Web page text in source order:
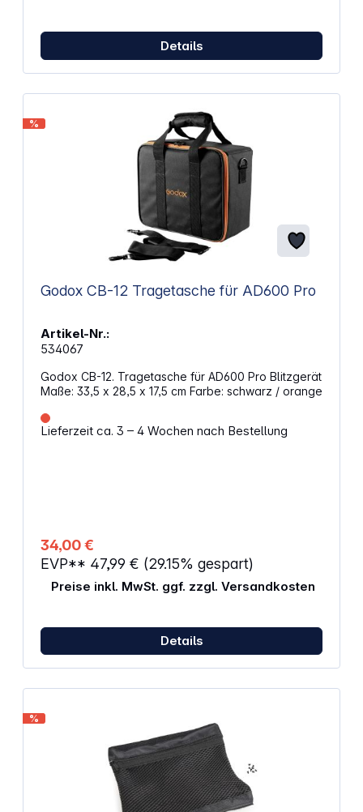
Details
%
Godox CB-12 Tragetasche für AD600 Pro
Artikel-Nr.:
534067
Godox CB-12. Tragetasche für AD600 Pro Blitzgerät
Maße: 33,5 x 28,5 x 17,5 cm Farbe: schwarz / orange
Lieferzeit ca. 3 – 4 Wochen nach Bestellung
34,00 €
EVP** 47,99 € (29.15% gespart)
Preise inkl. MwSt. ggf. zzgl. Versandkosten
Details
%